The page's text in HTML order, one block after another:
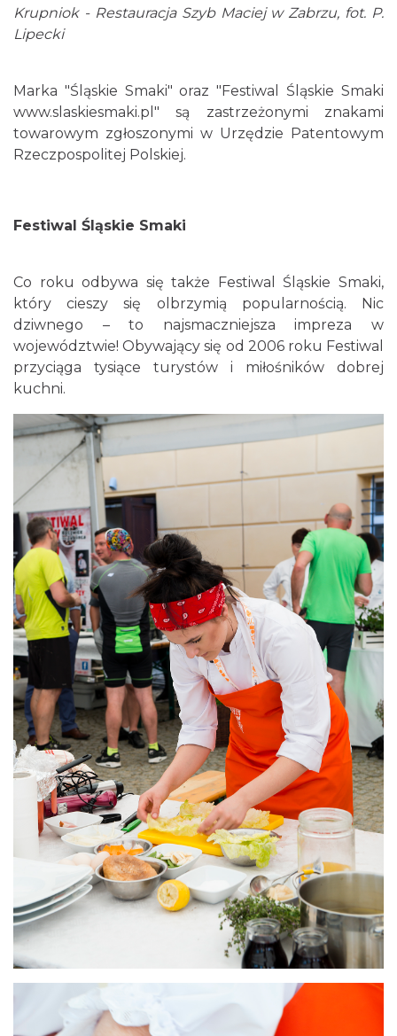
Krupniok - Restauracja Szyb Maciej w Zabrzu, fot. P.
Lipecki
Marka "Śląskie Smaki" oraz "Festiwal Śląskie Smaki
www.slaskiesmaki.pl" są zastrzeżonymi znakami
towarowym zgłoszonymi w Urzędzie Patentowym
Rzeczpospolitej Polskiej.
Festiwal Śląskie Smaki
Co roku odbywa się także Festiwal Śląskie Smaki,
który cieszy się olbrzymią popularnością. Nic
dziwnego – to najsmaczniejsza impreza w
województwie! Obywający się od 2006 roku Festiwal
przyciąga tysiące turystów i miłośników dobrej
kuchni.